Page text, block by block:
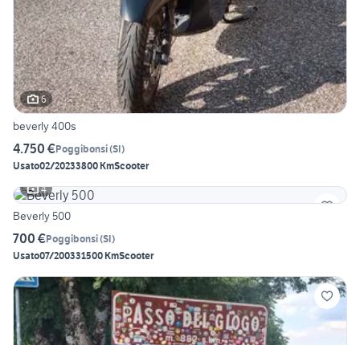
6
beverly 400s
4.750 €Poggibonsi(SI)
Usato02/20233800 KmScooter
4
Beverly 500
700 €Poggibonsi(SI)
Usato07/200331500 KmScooter